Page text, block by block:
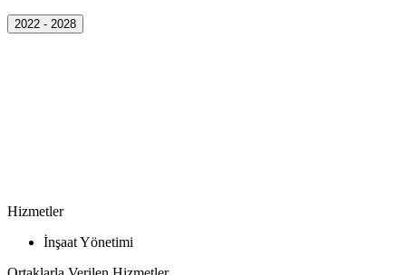
2022 - 2028
Hizmetler
İnşaat Yönetimi